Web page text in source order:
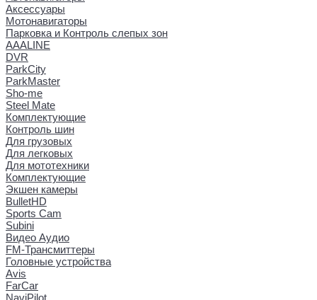
Аксессуары
Мотонавигаторы
Парковка и Контроль слепых зон
AAALINE
DVR
ParkCity
ParkMaster
Sho-me
Steel Mate
Комплектующие
Контроль шин
Для грузовых
Для легковых
Для мототехники
Комплектующие
Экшен камеры
BulletHD
Sports Cam
Subini
Видео Аудио
FM-Трансмиттеры
Головные устройства
Avis
FarCar
NaviPilot